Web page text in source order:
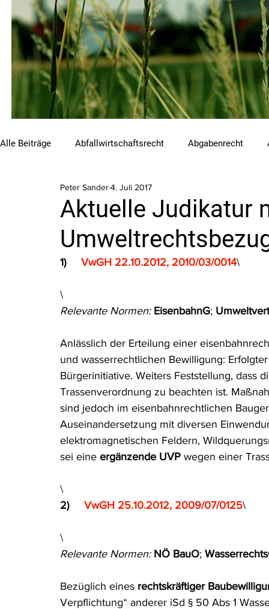
Alle Beiträge Abfallwirtschaftsrecht Abgabenrecht
Beihilfen und Förderungen
Luftreinhalterecht Naturschutzrecht
Wasserrecht RDU Umwelt-Ausgabe Erdgas
Aktuelle Judikatur
Peter Sander4. Juli 2017
1) VwGH 22.10.2012, 2010/03/0014\
\
Relevante Normen: EisenbahnG;
Anlässlich der Erteilung einer
und wasserrechtlichen Bewilligung:
Bürgerinitiative. Weiters Feststellung, dass
Trassenverordnung zu beachten ist.
sind jedoch im eisenbahnrechtlichen
Auseinandersetzung mit diversen
elektromagnetischen Feldern,
sei eine ergänzende UVP wegen einer
\
2) VwGH 25.10.2012, 2009/07/0125\
\
Relevante Normen: NÖ BauO;
Bezüglich eines rechtskräftiger
Verpflichtung“ anderer iSd § 50 Abs 1